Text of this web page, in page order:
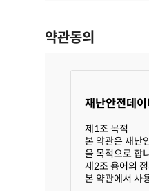
약관동의
재난안전데
제1조 목적
본 약관은 재난
을 목적으로 합
제2조 용어의
본 약관에서 사